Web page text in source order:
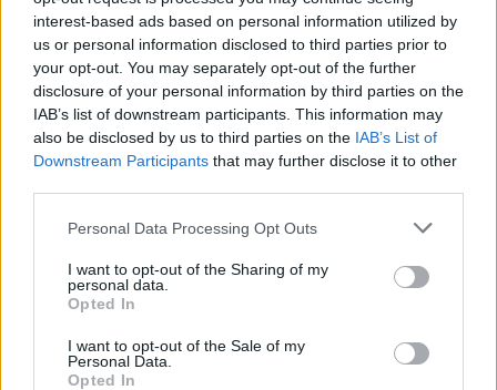
interest-based ads based on personal information utilized by
us or personal information disclosed to third parties prior to
your opt-out. You may separately opt-out of the further
disclosure of your personal information by third parties on the
IAB’s list of downstream participants. This information may
also be disclosed by us to third parties on the IAB’s List of
Downstream Participants that may further disclose it to other
Personal Data Processing Opt Outs
I want to opt-out of the Sharing of my
personal data.
Opted In
I want to opt-out of the Sale of my
Personal Data.
Opted In